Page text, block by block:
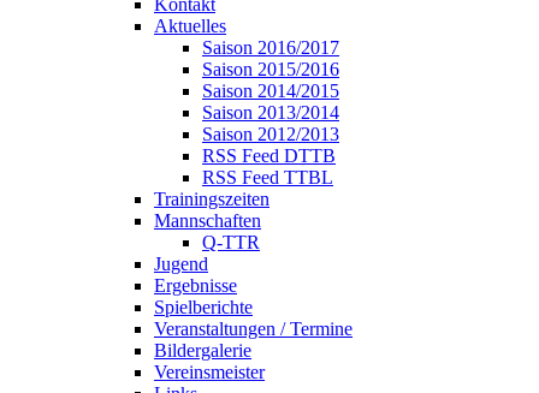
Kontakt
Aktuelles
Saison 2016/2017
Saison 2015/2016
Saison 2014/2015
Saison 2013/2014
Saison 2012/2013
RSS Feed DTTB
RSS Feed TTBL
Trainingszeiten
Mannschaften
Q-TTR
Jugend
Ergebnisse
Spielberichte
Veranstaltungen / Termine
Bildergalerie
Vereinsmeister